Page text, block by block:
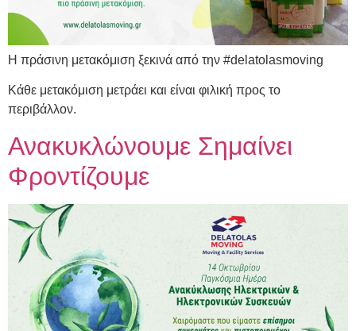
Η πράσινη μετακόμιση ξεκινά από την #delatolasmoving
Κάθε μετακόμιση μετράει και είναι φιλική προς το
περιβάλλον.
Ανακυκλώνουμε Σημαίνει
Φροντίζουμε